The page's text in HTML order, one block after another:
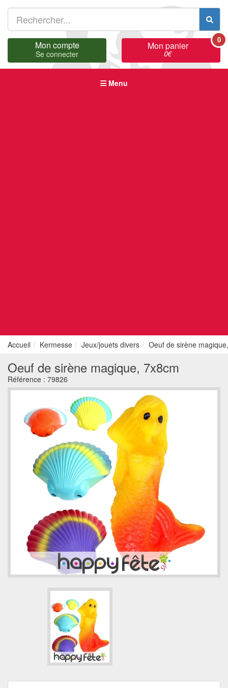
Mon compte
Se connecter
Mon panier
0€
0
Menu
Accueil Kermesse Jeux/jouets divers Oeuf de sirène
Oeuf de sirène magique, 7x8cm
Référence : 79826